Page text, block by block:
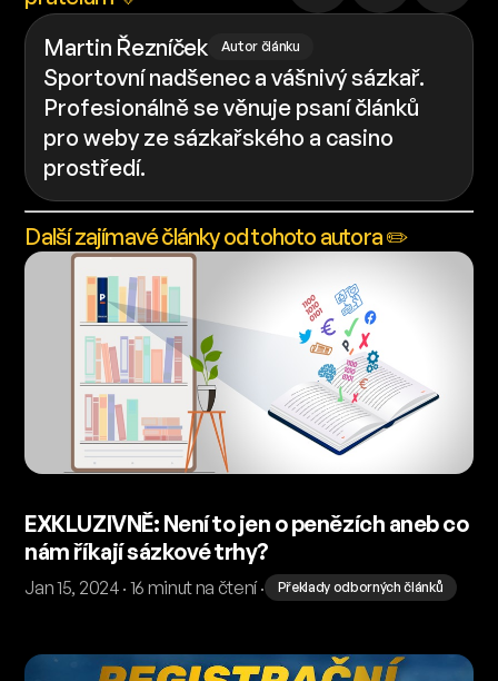
Martin Řezníček
Autor článku
Sportovní nadšenec a vášnivý sázkař.
Profesionálně se věnuje psaní článků
pro weby ze sázkařského a casino
prostředí.
Další zajímavé články od tohoto autora ✏️
EXKLUZIVNĚ: Není to jen o penězích aneb co
nám říkají sázkové trhy?
Jan 15, 2024 · 16 minut na čtení · Překlady odborných článků